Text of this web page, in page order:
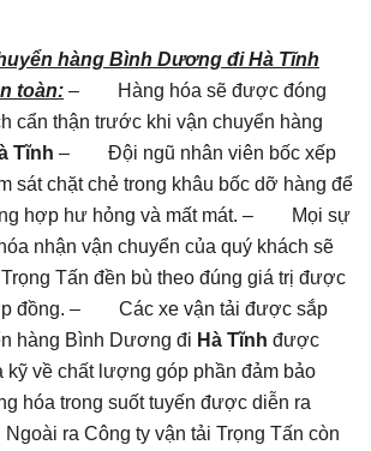
hàng Bình Dương đi Hà Tĩnh
toàn: – Hàng hóa sẽ được đóng
cẩn thận trước khi vận chuyển hàng
Tĩnh – Đội ngũ nhân viên bốc xếp
sát chặt chẻ trong khâu bốc dỡ hàng để
hợp hư hỏng và mất mát. – Mọi sự
nhận vận chuyển của quý khách sẽ
Tấn đền bù theo đúng giá trị được
đồng. – Các xe vận tải được sắp
hàng Bình Dương đi Hà Tĩnh được
kỹ về chất lượng góp phần đảm bảo
hóa trong suốt tuyến được diễn ra
ra Công ty vận tải Trọng Tấn còn